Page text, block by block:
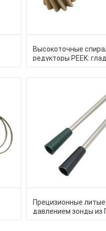
Высокоточные
редукторы PEEK:
тихие и более
Прецизионные
давлением зонды из
для пищевой